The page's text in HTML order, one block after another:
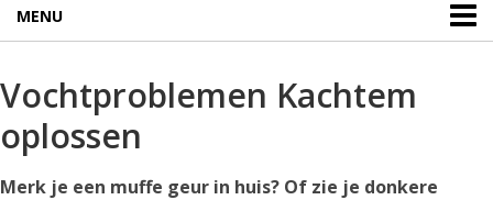
MENU
Vochtproblemen Kachtem
oplossen
Merk je een muffe geur in huis? Of zie je donkere